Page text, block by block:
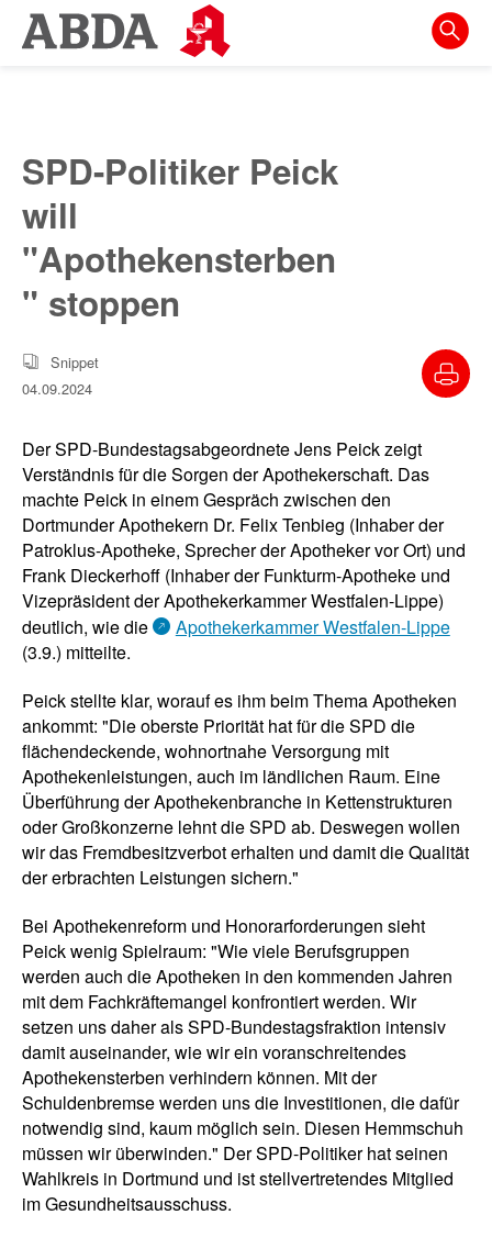
Springe
direkt
zur
Meta-
Navigation
zum
Inhalt
zur
Suche
SPD-Politiker Peick
will
"Apothekensterben
" stoppen
Snippet
04.09.2024
Der SPD-Bundestagsabgeordnete Jens Peick zeigt
Verständnis für die Sorgen der Apothekerschaft. Das
machte Peick in einem Gespräch zwischen den
Dortmunder Apothekern Dr. Felix Tenbieg (Inhaber der
Patroklus-Apotheke, Sprecher der Apotheker vor Ort) und
Frank Dieckerhoff (Inhaber der Funkturm-Apotheke und
Vizepräsident der Apothekerkammer Westfalen-Lippe)
deutlich, wie die
Apothekerkammer Westfalen-Lippe
(3.9.) mitteilte.
Peick stellte klar, worauf es ihm beim Thema Apotheken
ankommt: "Die oberste Priorität hat für die SPD die
flächendeckende, wohnortnahe Versorgung mit
Apothekenleistungen, auch im ländlichen Raum. Eine
Überführung der Apothekenbranche in Kettenstrukturen
oder Großkonzerne lehnt die SPD ab. Deswegen wollen
wir das Fremdbesitzverbot erhalten und damit die Qualität
der erbrachten Leistungen sichern."
Bei Apothekenreform und Honorarforderungen sieht
Peick wenig Spielraum: "Wie viele Berufsgruppen
werden auch die Apotheken in den kommenden Jahren
mit dem Fachkräftemangel konfrontiert werden. Wir
setzen uns daher als SPD-Bundestagsfraktion intensiv
damit auseinander, wie wir ein voranschreitendes
Apothekensterben verhindern können. Mit der
Schuldenbremse werden uns die Investitionen, die dafür
notwendig sind, kaum möglich sein. Diesen Hemmschuh
müssen wir überwinden." Der SPD-Politiker hat seinen
Wahlkreis in Dortmund und ist stellvertretendes Mitglied
im Gesundheitsausschuss.